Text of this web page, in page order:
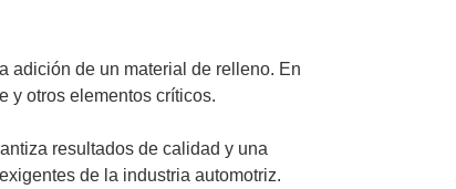
adición de un material de relleno. En
y otros elementos críticos.
resultados de calidad y una
de la industria automotriz.